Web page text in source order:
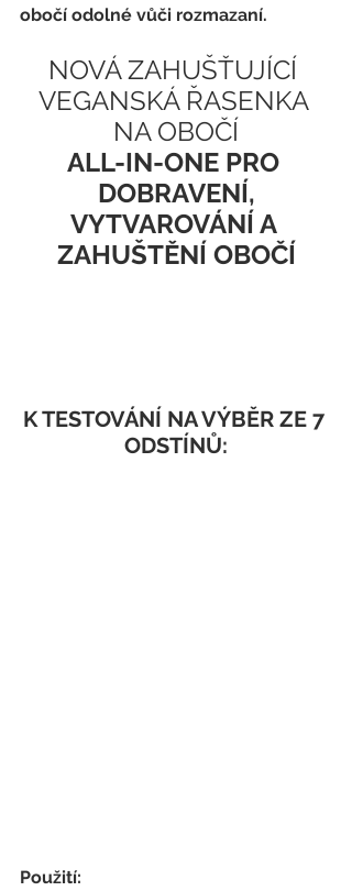
obočí odolné vůči rozmazaní.
NOVÁ ZAHUŠŤUJÍCÍ
VEGANSKÁ ŘASENKA
NA OBOČÍ
ALL-IN-ONE PRO
DOBRAVENÍ,
VYTVAROVÁNÍ A
ZAHUŠTĚNÍ OBOČÍ
K TESTOVÁNÍ NA VÝBĚR ZE 7
ODSTÍNŮ:
Použití: